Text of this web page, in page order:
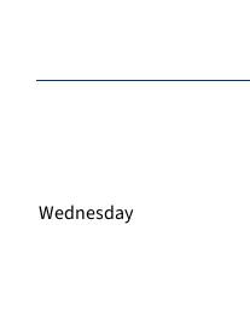
Wednesday